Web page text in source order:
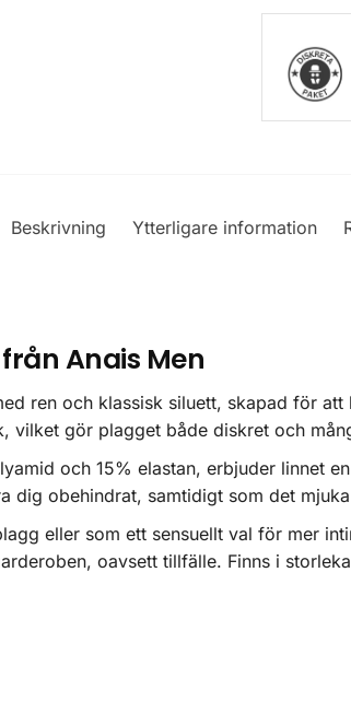
Beskrivning Ytterligare information
Anais Men
ren och klassisk siluett, skapad för
vilket gör plagget både diskret och
och 15% elastan, erbjuder linnet
dig obehindrat, samtidigt som det
eller som ett sensuellt val för mer
oavsett tillfälle. Finns i